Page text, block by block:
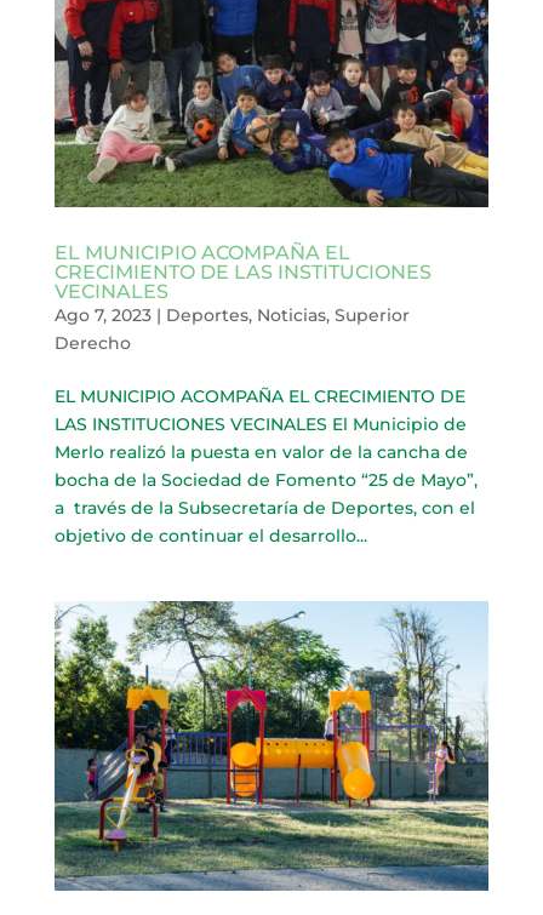
EL MUNICIPIO ACOMPAÑA EL
CRECIMIENTO DE LAS INSTITUCIONES
VECINALES
Ago 7, 2023| Deportes, Noticias, Superior
Derecho
EL MUNICIPIO ACOMPAÑA EL CRECIMIENTO DE
LAS INSTITUCIONES VECINALES El Municipio de
Merlo realizó la puesta en valor de la cancha de
bocha de la Sociedad de Fomento “25 de Mayo”,
a través de la Subsecretaría de Deportes, con el
objetivo de continuar el desarrollo...